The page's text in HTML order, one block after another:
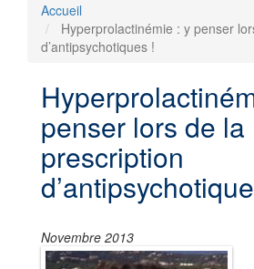
Accueil
Hyperprolactinémie : y penser
d’antipsychotiques !
penser lors de la
prescription
Novembre 2013